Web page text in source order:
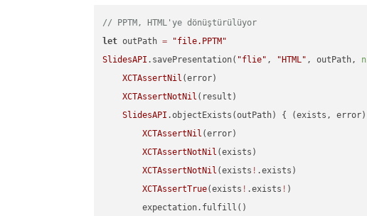
// PPTM, HTML'ye dönüştürülüyor
let outPath =
"file.PPTM"
SlidesAPI .savePresentation( "flie" , "HTML" , outPath,
XCTAssertNil (error)
XCTAssertNotNil (result)
SlidesAPI .objectExists(outPath) { (exists,
XCTAssertNil (error)
XCTAssertNotNil (exists)
XCTAssertNotNil (exists ! .exists)
XCTAssertTrue(exists ! .exists ! )
        expectation.fulfill()